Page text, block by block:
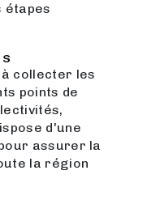
étapes
collecter les
points de
d'une
assurer la
la région